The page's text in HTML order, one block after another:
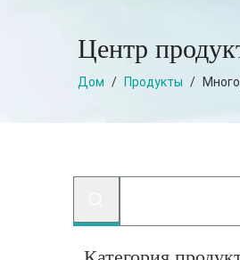
Центр
Дом / Продукты /